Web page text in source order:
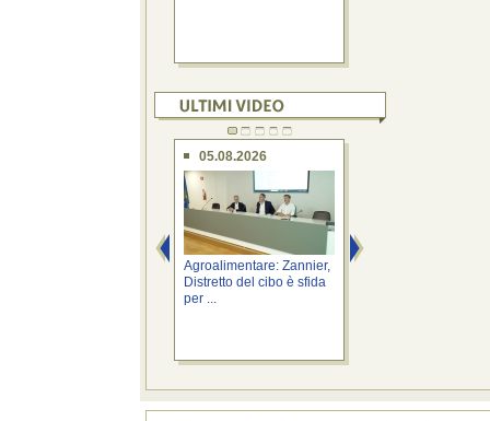
05.08.2026
Agroalimentare: Zannier,
Distretto del cibo è sfida
per ...